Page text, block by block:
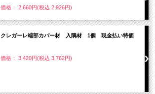
価格： 2,660円(税込 2,926円)
クレガーレ端部カバー材 入隅材 1個 現金払い特価
価格： 3,420円(税込 3,762円)